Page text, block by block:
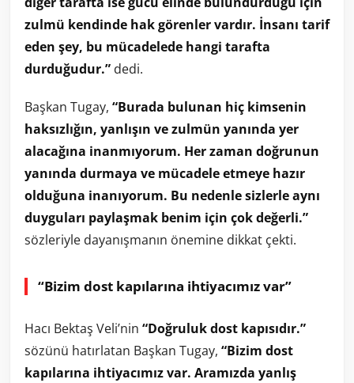
zulmü kendinde hak görenler vardır. İnsanı tarif
eden şey, bu mücadelede hangi tarafta
durduğudur.” dedi.
Başkan Tugay, “Burada bulunan hiç kimsenin
haksızlığın, yanlışın ve zulmün yanında yer
alacağına inanmıyorum. Her zaman doğrunun
yanında durmaya ve mücadele etmeye hazır
olduğuna inanıyorum. Bu nedenle sizlerle aynı
duyguları paylaşmak benim için çok değerli.”
sözleriyle dayanışmanın önemine dikkat çekti.
“Bizim dost kapılarına ihtiyacımız var”
Hacı Bektaş Veli’nin “Doğruluk dost kapısıdır.”
sözünü hatırlatan Başkan Tugay, “Bizim dost
kapılarına ihtiyacımız var. Aramızda yanlış